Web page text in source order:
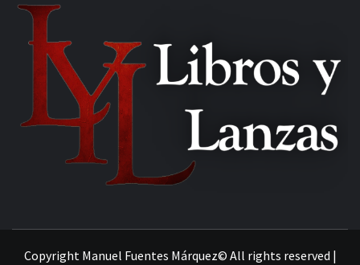
Copyright Manuel Fuentes Márquez© All rights reserved |